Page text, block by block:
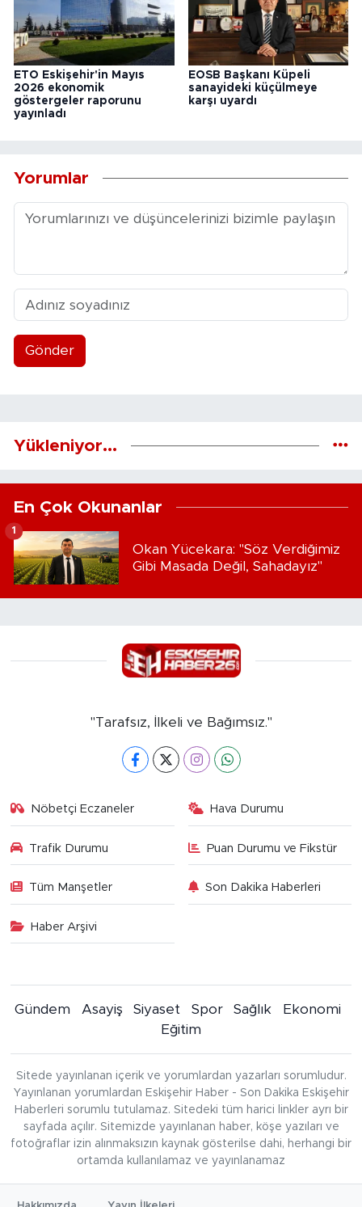
ETO Eskişehir'in Mayıs
2026 ekonomik
göstergeler raporunu
yayınladı
EOSB Başkanı Küpeli
sanayideki küçülmeye
karşı uyardı
Yorumlar
Gönder
Yükleniyor...
En Çok Okunanlar
Okan Yücekara: "Söz Verdiğimiz
Gibi Masada Değil, Sahadayız"
1
"Tarafsız, İlkeli ve Bağımsız."
Nöbetçi Eczaneler Hava Durumu
Trafik Durumu Puan Durumu ve Fikstür
Tüm Manşetler Son Dakika Haberleri
Haber Arşivi
Gündem Asayiş Siyaset Spor Sağlık
Ekonomi
Eğitim
Sitede yayınlanan içerik ve yorumlardan yazarları sorumludur.
Yayınlanan yorumlardan Eskişehir Haber - Son Dakika Eskişehir
Haberleri sorumlu tutulamaz. Sitedeki tüm harici linkler ayrı bir
sayfada açılır. Sitemizde yayınlanan haber, köşe yazıları ve
fotoğraflar izin alınmaksızın kaynak gösterilse dahi, herhangi bir
ortamda kullanılamaz ve yayınlanamaz